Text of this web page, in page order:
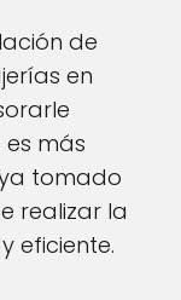
de
en
más
tomado
realizar la
eficiente.